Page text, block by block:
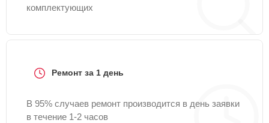
комплектующих
Ремонт за 1 день
В 95% случаев ремонт производится в день заявки
в течение 1-2 часов